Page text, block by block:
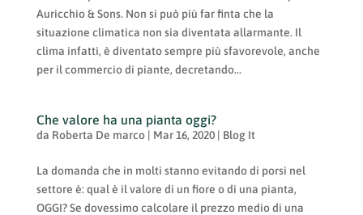
Auricchio & Sons. Non si può più far finta che la
situazione climatica non sia diventata allarmante. Il
clima infatti, è diventato sempre più sfavorevole, anche
per il commercio di piante, decretando...
Che valore ha una pianta oggi?
da Roberta De marco| Mar 16, 2020| Blog It
La domanda che in molti stanno evitando di porsi nel
settore è: qual è il valore di un fiore o di una pianta,
OGGI? Se dovessimo calcolare il prezzo medio di una